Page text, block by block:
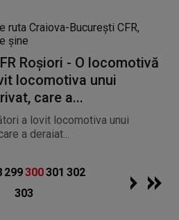
Roşiori - O locomotivă
locomotiva unui
care a...
a lovit locomotiva unui
a deraiat...
299300301 302
303